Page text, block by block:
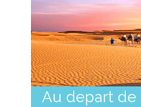
Au depart